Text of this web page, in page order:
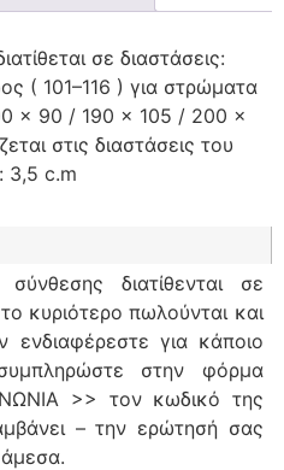
σε διαστάσεις:
( 101–116 ) για στρώματα
x 90 / 190 x 105 / 200 x
στις διαστάσεις του
3,5 c.m
διατίθενται σε
κυριότερο πωλούνται και
για κάποιο
στην φόρμα
>> τον κωδικό της
– την ερώτησή σας